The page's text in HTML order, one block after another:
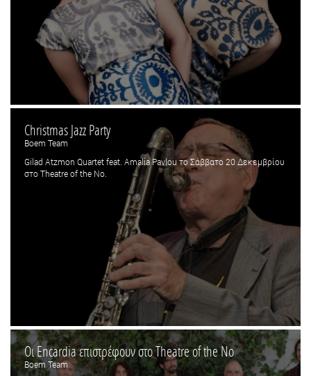
Christmas Jazz Party
Boem Team
Gilad Atzmon Quartet feat. Amalia Pavlou το Σάββατο 20 Δεκεμβρίου
στο Theatre of the No.
Οι Encardia επιστρέφουν στο Theatre of the No
Boem Team